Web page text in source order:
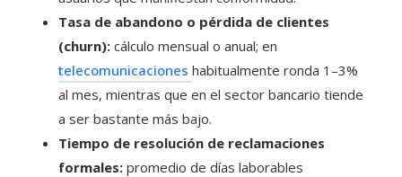
Tasa de abandono o pérdida de clientes
(churn): cálculo mensual o anual; en
telecomunicaciones habitualmente ronda 1–3%
al mes, mientras que en el sector bancario tiende
a ser bastante más bajo.
Tiempo de resolución de reclamaciones
formales: promedio de días laborables